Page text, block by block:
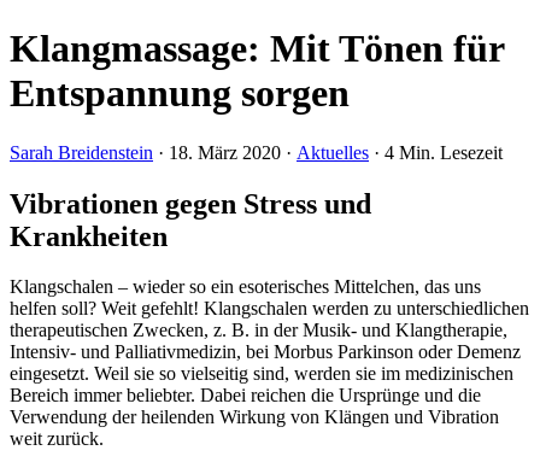
Klangmassage: Mit Tönen für
Entspannung sorgen
Sarah Breidenstein · 18. März 2020 · Aktuelles · 4 Min. Lesezeit
Vibrationen gegen Stress und
Krankheiten
Klangschalen – wieder so ein esoterisches Mittelchen, das uns
helfen soll? Weit gefehlt! Klangschalen werden zu unterschiedlichen
therapeutischen Zwecken, z. B. in der Musik- und Klangtherapie,
Intensiv- und Palliativmedizin, bei Morbus Parkinson oder Demenz
eingesetzt. Weil sie so vielseitig sind, werden sie im medizinischen
Bereich immer beliebter. Dabei reichen die Ursprünge und die
Verwendung der heilenden Wirkung von Klängen und Vibration
weit zurück.